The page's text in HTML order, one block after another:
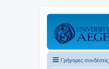
Γρήγορες συνδέσεις